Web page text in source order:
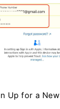
Up for a